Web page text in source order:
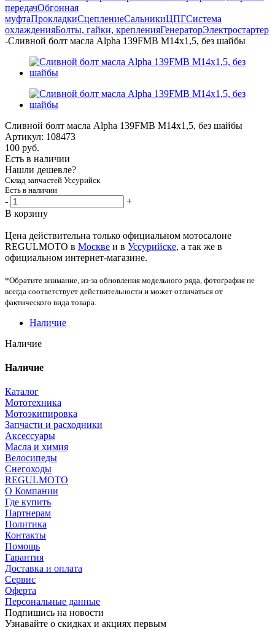
передачОбгонная
муфтаПрокладкиСцеплениеСальникиЦПГСистема
охлажденияБолты, гайки, крепленияГенераторЭлектростартер
-Сливной болт масла Alpha 139FMB М14х1,5, без шайбы
Сливной болт масла Alpha 139FMB М14х1,5, без шайбы
Артикул: 108473
100 руб.
Есть в наличии
Нашли дешевле?
Склад запчастей Уссурийск
Есть в наличии
-
+
В корзину
Цена действительна только официальном мотосалоне
REGULMOTO в Москве и в Уссурийске, а так же в
официальном интернет-магазине.
*Обратите внимание, из-за обновления модельного ряда, фотография не
всегда соответствует действительности и может отличаться от
фактического вида товара.
Наличие
Наличие
Наличие
Каталог
Мототехника
Мотоэкипировка
Запчасти и расходники
Аксессуары
Масла и химия
Велосипеды
Снегоходы
REGULMOTO
О Компании
Где купить
Партнерам
Политика
Контакты
Помощь
Гарантия
Доставка и оплата
Сервис
Оферта
Персональные данные
Подпишись на новости
Узнавайте о скидках и акциях первым